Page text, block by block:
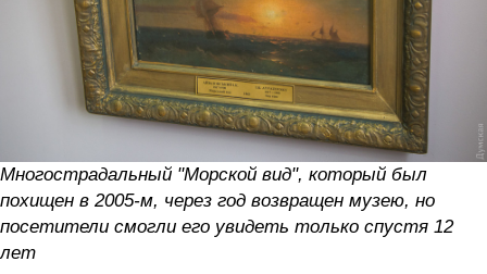
Многострадальный "Морской вид", который был
похищен в 2005-м, через год возвращен музею, но
посетители смогли его увидеть только спустя 12
лет